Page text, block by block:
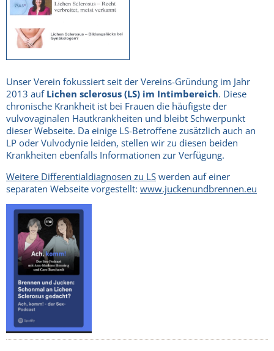
Unser Verein fokussiert seit der Vereins-Gründung im Jahr
2013 auf Lichen sclerosus (LS) im Intimbereich. Diese
chronische Krankheit ist bei Frauen die häufigste der
vulvovaginalen Hautkrankheiten und bleibt Schwerpunkt
dieser Webseite. Da einige LS-Betroffene zusätzlich auch an
LP oder Vulvodynie leiden, stellen wir zu diesen beiden
Krankheiten ebenfalls Informationen zur Verfügung.
Weitere Differentialdiagnosen zu LS werden auf einer
separaten Webseite vorgestellt: www.juckenundbrennen.eu